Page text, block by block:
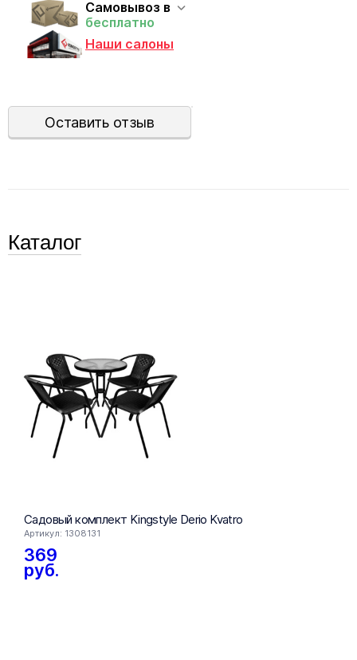
Самовывоз в
бесплатно
Наши салоны
Оставить отзыв
Каталог
Садовый комплект Kingstyle Derio Kvatro
Артикул: 1308131
369
руб.